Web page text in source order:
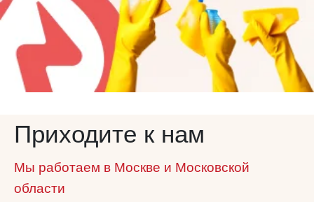
Приходите к нам
Мы работаем в Москве и Московской
области